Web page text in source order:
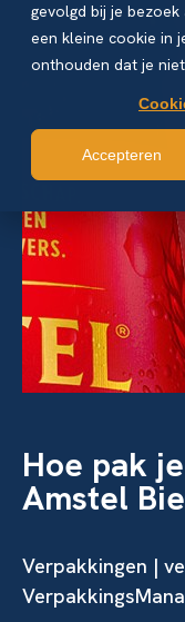
gevolgd bij je
een kleine cookie in
onthouden dat je
Accepteren
Hoe pak
Amstel
Verpakkingen |